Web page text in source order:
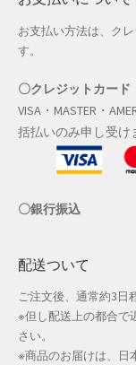
商品一覧
夏服ファッション特集
店舗一覧
店舗管理
成人の日特集
支払い
配送先住所
敬老の日特集
お支払い方法は、ク
す。
〇クレジットカード
VISA・MASTER・
括払いのみ申し受け
〇銀行振込
配送ついて
ご注文後、通常約3日
※但し配送上の都合で
さい。
※商品のお届けは、日